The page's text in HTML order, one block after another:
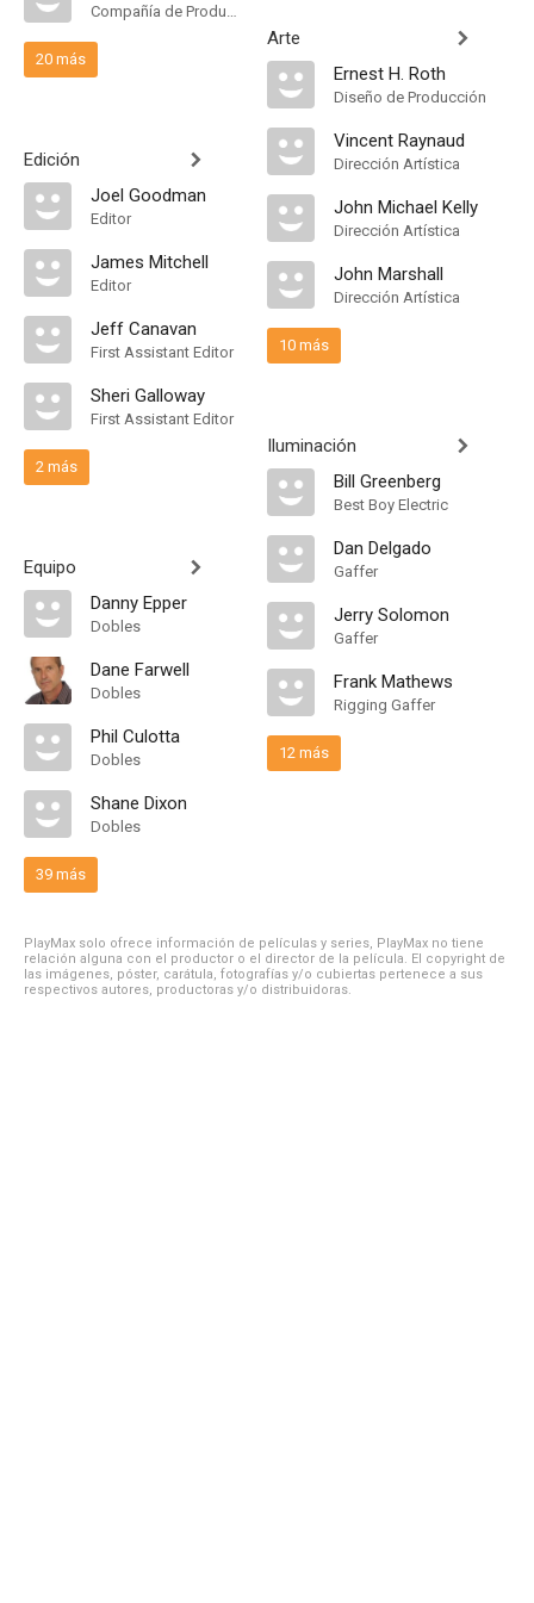
Compañía de Produccion
20 más
Edición
Joel Goodman
Editor
James Mitchell
Editor
Jeff Canavan
First Assistant Editor
Sheri Galloway
First Assistant Editor
2 más
Equipo
Danny Epper
Dobles
Dane Farwell
Dobles
Phil Culotta
Dobles
Shane Dixon
Dobles
39 más
Arte
Ernest H. Roth
Diseño de Producción
Vincent Raynaud
Dirección Artística
John Michael Kelly
Dirección Artística
John Marshall
Dirección Artística
10 más
Iluminación
Bill Greenberg
Best Boy Electric
Dan Delgado
Gaffer
Jerry Solomon
Gaffer
Frank Mathews
Rigging Gaffer
12 más
PlayMax solo ofrece información de películas y series, PlayMax no tiene
relación alguna con el productor o el director de la película. El copyright de
las imágenes, póster, carátula, fotografías y/o cubiertas pertenece a sus
respectivos autores, productoras y/o distribuidoras.